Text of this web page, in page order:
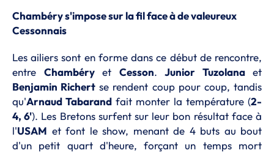
Chambéry s'impose sur la fil face à de valeureux
Cessonnais
Les ailiers sont en forme dans ce début de rencontre,
entre Chambéryet Cesson. Junior Tuzolanaet
Benjamin Richert se rendent coup pour coup, tandis
qu'Arnaud Tabarand fait monter la température (2-
4, 6'). Les Bretons surfent sur leur bon résultat face à
l'USAM et font le show, menant de 4 buts au bout
d'un petit quart d'heure, forçant un temps mort